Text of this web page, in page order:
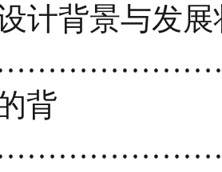
计背景与发展
背